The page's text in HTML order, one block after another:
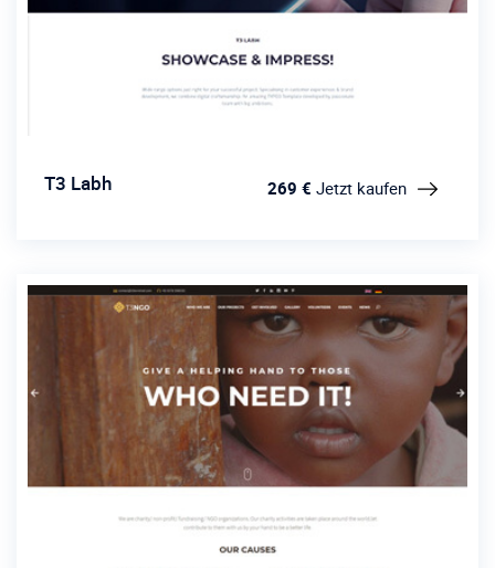
T3 Labh 269 € Jetzt kaufen